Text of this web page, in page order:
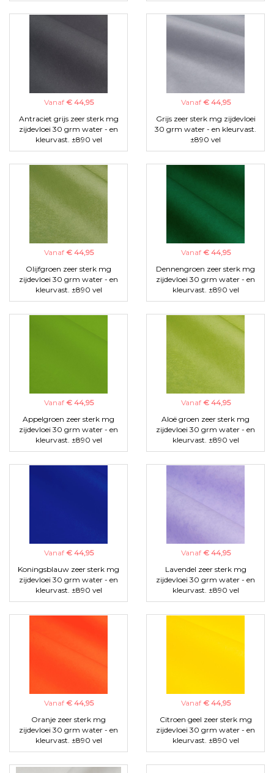
Vanaf € 44,95
Antraciet grijs zeer sterk mg
zijdevloei 30 grm water - en
kleurvast. ±890 vel
Vanaf € 44,95
Grijs zeer sterk mg zijdevloei
30 grm water - en kleurvast.
±890 vel
Vanaf € 44,95
Olijfgroen zeer sterk mg
zijdevloei 30 grm water - en
kleurvast. ±890 vel
Vanaf € 44,95
Dennengroen zeer sterk mg
zijdevloei 30 grm water - en
kleurvast. ±890 vel
Vanaf € 44,95
Appelgroen zeer sterk mg
zijdevloei 30 grm water - en
kleurvast. ±890 vel
Vanaf € 44,95
Aloë groen zeer sterk mg
zijdevloei 30 grm water - en
kleurvast. ±890 vel
Vanaf € 44,95
Koningsblauw zeer sterk mg
zijdevloei 30 grm water - en
kleurvast. ±890 vel
Vanaf € 44,95
Lavendel zeer sterk mg
zijdevloei 30 grm water - en
kleurvast. ±890 vel
Vanaf € 44,95
Oranje zeer sterk mg
zijdevloei 30 grm water - en
kleurvast. ±890 vel
Vanaf € 44,95
Citroen geel zeer sterk mg
zijdevloei 30 grm water - en
kleurvast. ±890 vel